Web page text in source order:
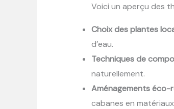
Voici un aperçu des
Choix des plantes
d’eau.
Techniques de
naturellement.
Aménagements éco-
cabanes en